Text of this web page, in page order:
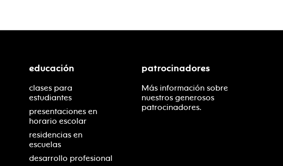
educación
clases para
estudiantes
presentaciones en
horario escolar
residencias en
escuelas
desarrollo profesional
patrocinadores
Más información sobre
nuestros generosos
patrocinadores.